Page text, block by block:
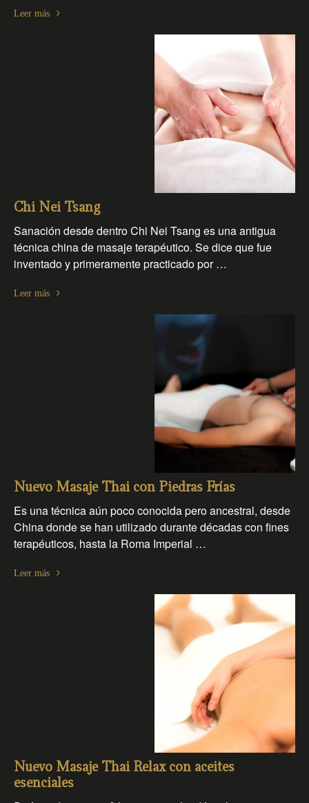
Leer más
Chi Nei Tsang
Sanación desde dentro Chi Nei Tsang es una antigua
técnica china de masaje terapéutico. Se dice que fue
inventado y primeramente practicado por …
Leer más
Nuevo Masaje Thai con Piedras Frías
Es una técnica aún poco conocida pero ancestral, desde
China donde se han utilizado durante décadas con fines
terapéuticos, hasta la Roma Imperial …
Leer más
Nuevo Masaje Thai Relax con aceites
esenciales